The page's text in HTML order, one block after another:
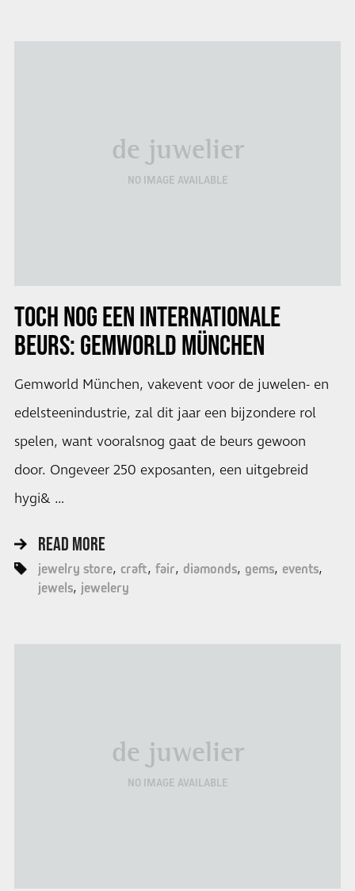
de juwelier
NO IMAGE AVAILABLE
TOCH NOG EEN INTERNATIONALE
BEURS: GEMWORLD MÜNCHEN
Gemworld München, vakevent voor de juwelen- en
edelsteenindustrie, zal dit jaar een bijzondere rol
spelen, want vooralsnog gaat de beurs gewoon
door. Ongeveer 250 exposanten, een uitgebreid
hygi& …
READ MORE
jewelry store craft fair diamonds gems events
jewels jewelery
de juwelier
NO IMAGE AVAILABLE